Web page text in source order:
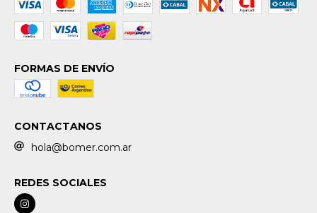
FORMAS DE ENVÍO
CONTACTANOS
hola@bomer.com.ar
REDES SOCIALES